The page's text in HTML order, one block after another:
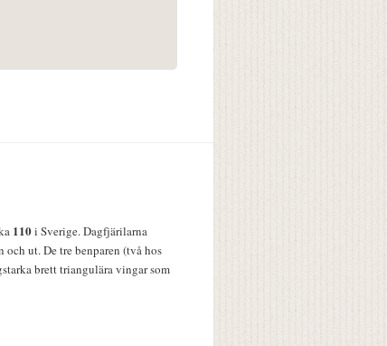
110i Sverige. Dagfjärilarna
och ut. De tre benparen (två hos
brett triangulära vingar som